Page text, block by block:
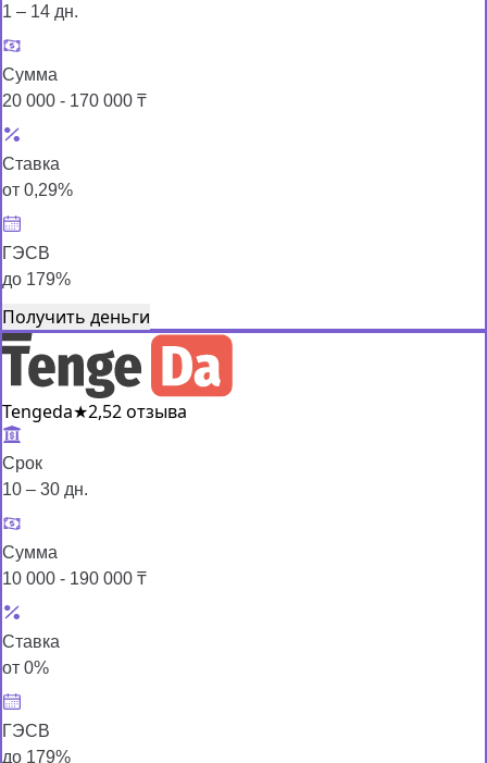
1 – 14 дн.
Сумма
20 000 - 170 000 ₸
Ставка
от 0,29%
ГЭСВ
до 179%
Получить деньги
Tengeda★2,52 отзыва
Срок
10 – 30 дн.
Сумма
10 000 - 190 000 ₸
Ставка
от 0%
ГЭСВ
до 179%